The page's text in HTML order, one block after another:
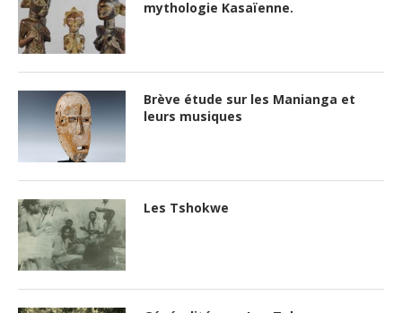
mythologie Kasaïenne.
Brève étude sur les Manianga et
leurs musiques
Les Tshokwe